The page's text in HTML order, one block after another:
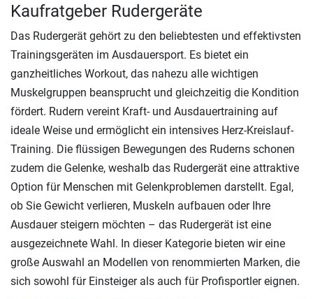
Kaufratgeber Rudergeräte
Das Rudergerät gehört zu den beliebtesten und effektivsten
Trainingsgeräten im Ausdauersport. Es bietet ein
ganzheitliches Workout, das nahezu alle wichtigen
Muskelgruppen beansprucht und gleichzeitig die Kondition
fördert. Rudern vereint Kraft- und Ausdauertraining auf
ideale Weise und ermöglicht ein intensives Herz-Kreislauf-
Training. Die flüssigen Bewegungen des Ruderns schonen
zudem die Gelenke, weshalb das Rudergerät eine attraktive
Option für Menschen mit Gelenkproblemen darstellt. Egal,
ob Sie Gewicht verlieren, Muskeln aufbauen oder Ihre
Ausdauer steigern möchten – das Rudergerät ist eine
ausgezeichnete Wahl. In dieser Kategorie bieten wir eine
große Auswahl an Modellen von renommierten Marken, die
sich sowohl für Einsteiger als auch für Profisportler eignen.